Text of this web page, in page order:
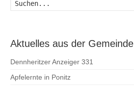
Aktuelles aus der Gemeinde
Dennheritzer Anzeiger 331
Apfelernte in Ponitz